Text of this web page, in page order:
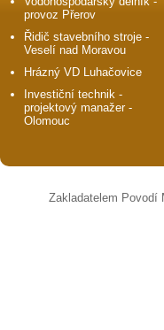
provoz Přerov
Řidič stavebního stroje -
Veselí nad Moravou
Hrázný VD Luhačovice
Investiční technik -
projektový manažer -
Olomouc
Zakladatelem Povodí